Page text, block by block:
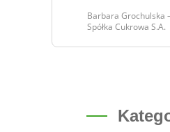
Barbara Grochulska
Spółka Cukrowa S.A.